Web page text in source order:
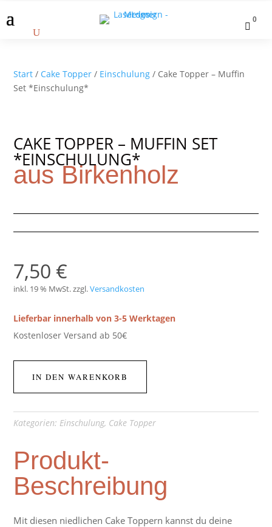

0
Start / Cake Topper / Einschulung / Cake Topper – Muffin
Set *Einschulung*
CAKE TOPPER – MUFFIN SET
*EINSCHULUNG*
aus Birkenholz
7,50 €
inkl. 19 % MwSt. zzgl.Versandkosten
Lieferbar innerhalb von 3-5 Werktagen
Kostenloser Versand ab 50€
IN DEN WARENKORB
Kategorien: Einschulung, Cake Topper
Produkt-
Beschreibung
Mit diesen niedlichen Cake Toppern kannst du deine